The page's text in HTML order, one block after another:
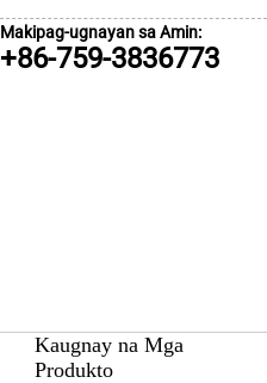
Makipag-ugnayan sa Amin:
+86-759-3836773
Kaugnay na Mga
Produkto